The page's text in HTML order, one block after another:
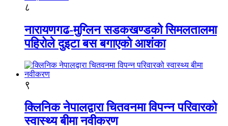
८
नारायणगढ-मुग्लिन सडकखण्डको सिमलतालमा
पहिरोले दुइटा बस बगाएको आशंका
९
क्लिनिक नेपालद्वारा चितवनमा विपन्न परिवारको
स्वास्थ्य बीमा नवीकरण